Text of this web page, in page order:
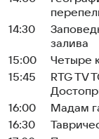
14:30
залива
15:00
Четыре
15:45
RTG TV
16:00
Мадам
16:30